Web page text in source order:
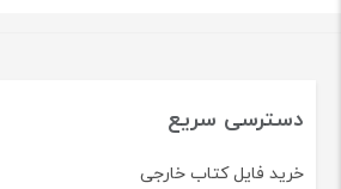
دسترسی سریع
خرید فایل کتاب خارجی